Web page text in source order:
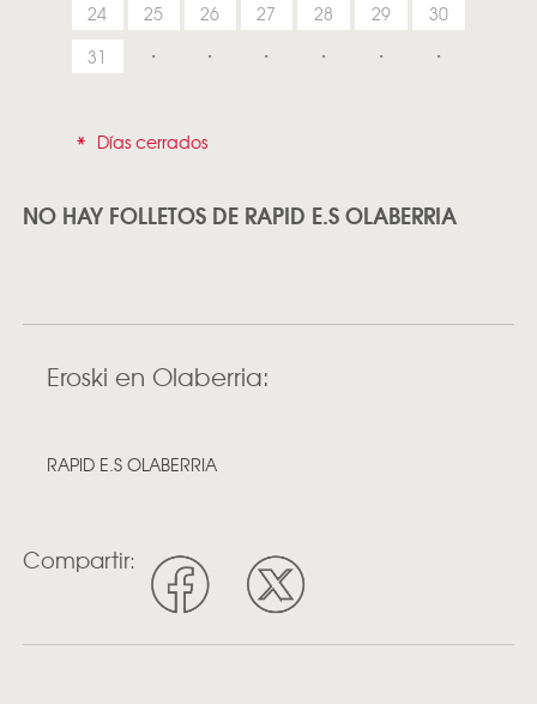
24
25 26 27 28 29
30
31
* Días cerrados
NO HAY FOLLETOS DE RAPID E.S OLABERRIA
Eroski en Olaberria:
RAPID E.S OLABERRIA
Compartir: